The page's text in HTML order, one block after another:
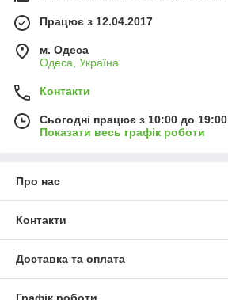
Працює з 12.04.2017
м. Одеса
Одеса, Україна
Контакти
Сьогодні працює з 10:00 до 19:00
Показати весь графік роботи
Про нас
Контакти
Доставка та оплата
Графік роботи